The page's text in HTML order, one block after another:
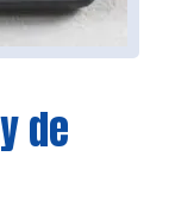
de